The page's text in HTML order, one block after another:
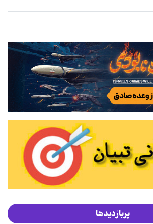
پربازدیدها